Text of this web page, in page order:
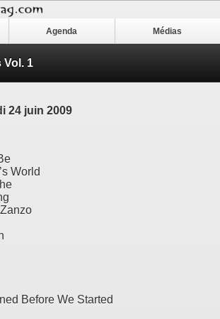
Agenda Médias
Vol. 1
24 juin 2009
World
Before We Started